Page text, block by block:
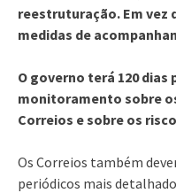
reestruturação. Em vez
medidas de
O governo terá 120 dias
monitoramento sobre
Correios e sobre os
Os Correios também
periódicos mais